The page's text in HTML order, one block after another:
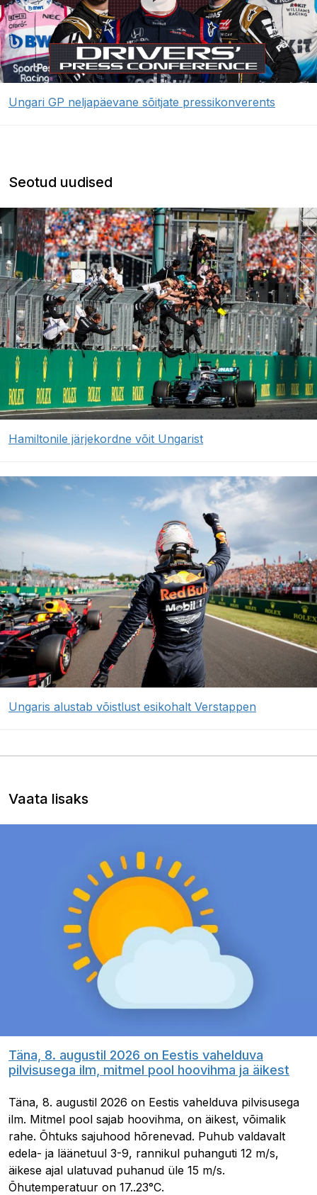
Ungari GP neljapäevane sõitjate pressikonverents
Seotud uudised
Hamiltonile järjekordne võit Ungarist
Ungaris alustab võistlust esikohalt Verstappen
Vaata lisaks
Täna, 8. augustil 2026 on Eestis vahelduva
pilvisusega ilm, mitmel pool hoovihma ja äikest
Täna, 8. augustil 2026 on Eestis vahelduva pilvisusega
ilm. Mitmel pool sajab hoovihma, on äikest, võimalik
rahe. Õhtuks sajuhood hõrenevad. Puhub valdavalt
edela- ja läänetuul 3-9, rannikul puhanguti 12 m/s,
äikese ajal ulatuvad puhanud üle 15 m/s.
Õhutemperatuur on 17..23°C.